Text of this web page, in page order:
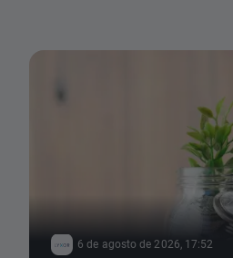
6 de agosto de 2026, 17:52